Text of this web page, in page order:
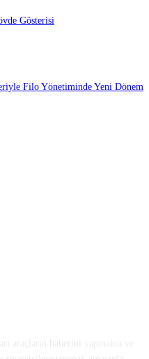
Gösterisi
Filo Yönetiminde Yeni Dönem